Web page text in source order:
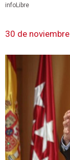
infoLibre
30 de